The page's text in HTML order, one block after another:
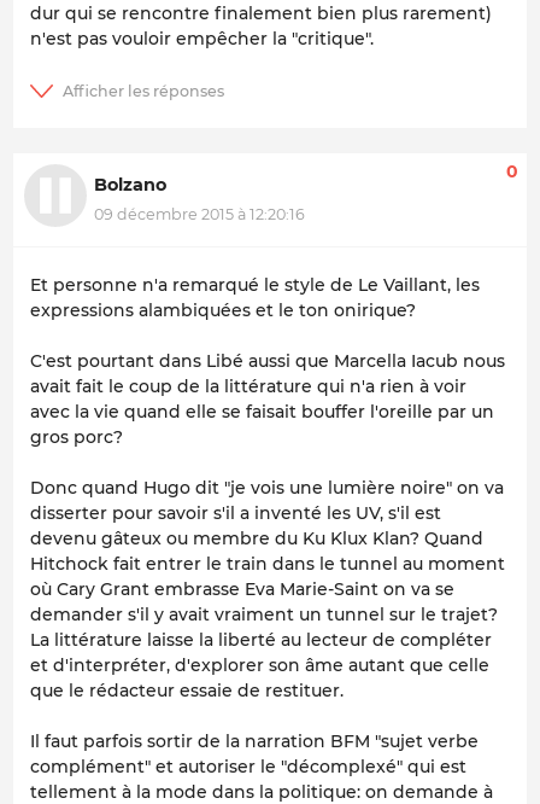
dur qui se rencontre finalement bien plus rarement)
n'est pas vouloir empêcher la "critique".
Bolzano
09 décembre 2015 à 12:20:16
0
Et personne n'a remarqué le style de Le Vaillant, les
expressions alambiquées et le ton onirique?
C'est pourtant dans Libé aussi que Marcella Iacub nous
avait fait le coup de la littérature qui n'a rien à voir
avec la vie quand elle se faisait bouffer l'oreille par un
gros porc?
Donc quand Hugo dit "je vois une lumière noire" on va
disserter pour savoir s'il a inventé les UV, s'il est
devenu gâteux ou membre du Ku Klux Klan? Quand
Hitchock fait entrer le train dans le tunnel au moment
où Cary Grant embrasse Eva Marie-Saint on va se
demander s'il y avait vraiment un tunnel sur le trajet?
La littérature laisse la liberté au lecteur de compléter
et d'interpréter, d'explorer son âme autant que celle
que le rédacteur essaie de restituer.
Il faut parfois sortir de la narration BFM "sujet verbe
complément" et autoriser le "décomplexé" qui est
tellement à la mode dans la politique: on demande à